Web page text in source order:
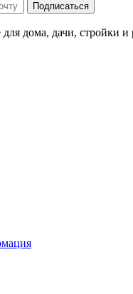
дома, дачи, стройки и